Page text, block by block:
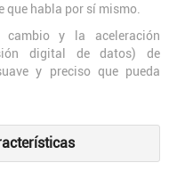
que habla por sí mismo.
y la aceleración
digital de datos) de
y preciso que pueda